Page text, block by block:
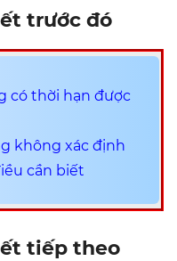
trước đó
có thời hạn được
không xác định
cần biết
tiếp theo